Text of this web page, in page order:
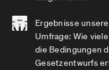
Ergebnisse
Umfrage: Wie
die Bedingungen
Gesetzentwurfs